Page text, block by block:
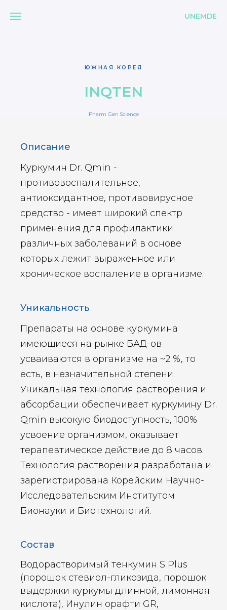
UNEMDE
ЮЖНАЯ КОРЕЯ
INQTEN
Pharm Gen Science
Описание
Куркумин Dr. Qmin -
противовоспалительное,
антиоксидантное, противовирусное
средство - имеет широкий спектр
применения для профилактики
различных заболеваний в основе
которых лежит выраженное или
хроническое воспаление в организме.
Уникальность
Препараты на основе куркумина
имеющиеся на рынке БАД-ов
усваиваются в организме на ~2 %, то
есть, в незначительной степени.
Уникальная технология растворения и
абсорбации обеспечивает куркумину Dr.
Qmin высокую биодоступность, 100%
усвоение организмом, оказывает
терапевтическое действие до 8 часов.
Технология растворения разработана и
зарегистрирована Корейским Научно-
Исследовательским Институтом
Бионауки и Биотехнологий.
Состав
Водорастворимый тенкумин S Plus
(порошок стевиол-гликозида, порошок
выдержки куркумы длинной, лимонная
кислота), Инулин орафти GR,